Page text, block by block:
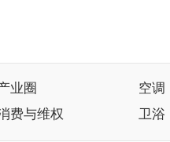
业圈
费与维权
空调
卫浴